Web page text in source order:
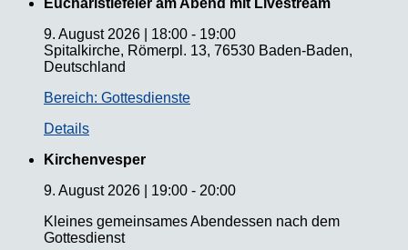
9. August 2026
18:00 - 19:00
Spitalkirche, Römerpl. 13, 76530 Baden-Baden,
Deutschland
Bereich: Gottesdienste
Details
Kirchenvesper
9. August 2026
19:00 - 20:00
Kleines gemeinsames Abendessen nach dem
Gottesdienst